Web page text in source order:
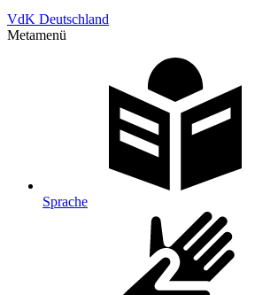
VdK Deutschland
Metamenü
Sprache